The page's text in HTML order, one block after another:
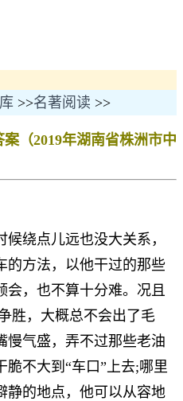
>>名著阅读 >>
（2019年湖南省株洲市中
绕点儿远也没大关系，
的方法，以他干过的那些
会，也不算十分难。况且
胜，大概总不会出了毛
慢气盛，弄不过那些老油
不大到“车口”上去;哪里
静的地点，他可以从容地